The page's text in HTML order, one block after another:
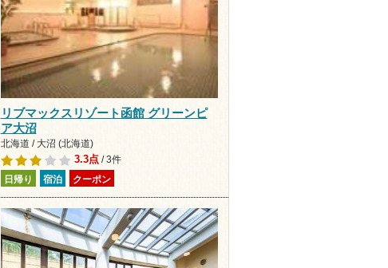
リブマックスリゾート函館 グリーンピ
ア大沼
北海道 / 大沼 (北海道)
3.3点/ 3件
日帰り 宿泊 クーポン